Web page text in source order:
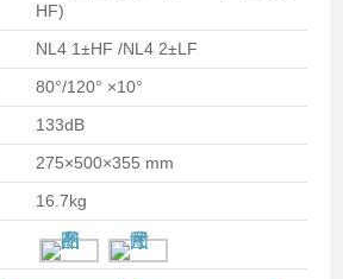
HF)
NL4 1±HF /NL4 2±LF
80°/120° ×10°
133dB
275×500×355 mm
16.7kg